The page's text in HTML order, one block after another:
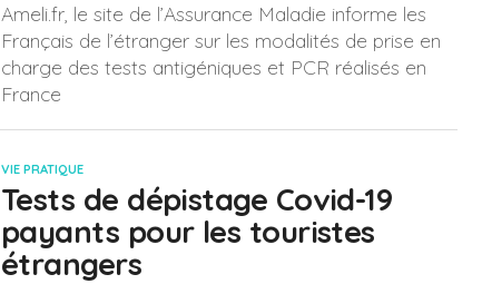
Ameli.fr, le site de l’Assurance Maladie informe les
Français de l’étranger sur les modalités de prise en
charge des tests antigéniques et PCR réalisés en
France
VIE PRATIQUE
Tests de dépistage Covid-19
payants pour les touristes
étrangers